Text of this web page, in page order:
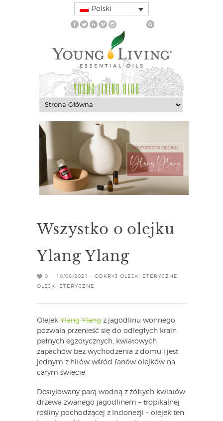
Polski
YOUNG LIVING BLOG
Wszystko o olejku
Ylang Ylang
0 10/08/2021 - ODKRYJ OLEJKI ETERYCZNE
OLEJKI ETERYCZNE
Olejek Ylang Ylang z jagodlinu wonnego
pozwala przenieść się do odległych krain
pełnych egzotycznych, kwiatowych
zapachów bez wychodzenia z domu i jest
jednym z hitów wśród fanów olejków na
całym świecie.
Destylowany parą wodną z żółtych kwiatów
drzewa zwanego jagodlinem – tropikalnej
rośliny pochodzącej z Indonezji – olejek ten